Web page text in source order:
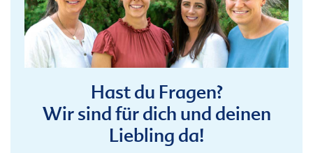
Hast du Fragen?
Wir sind für dich und deinen
Liebling da!